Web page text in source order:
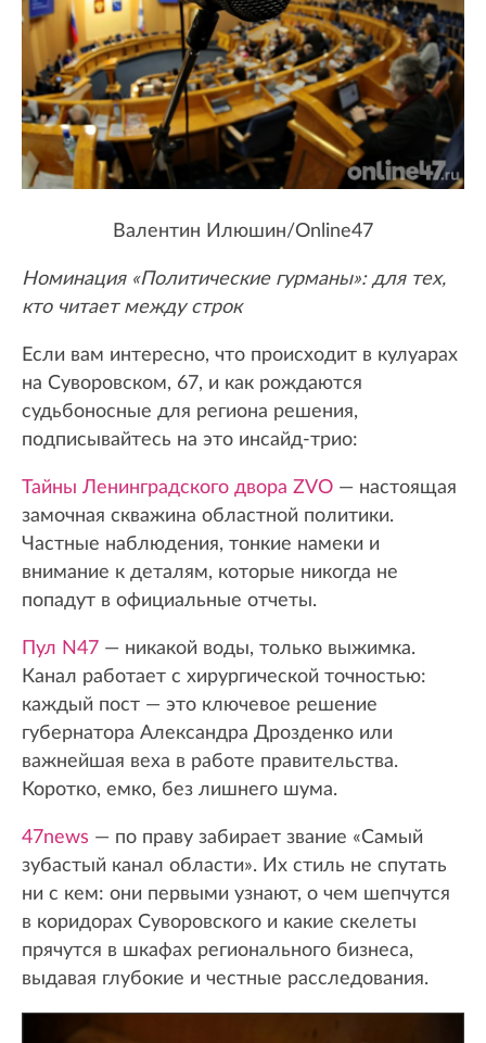
Валентин Илюшин/Online47
Номинация «Политические гурманы»: для тех,
кто читает между строк
Если вам интересно, что происходит в кулуарах
на Суворовском, 67, и как рождаются
судьбоносные для региона решения,
подписывайтесь на это инсайд-трио:
Тайны Ленинградского двора ZVO — настоящая
замочная скважина областной политики.
Частные наблюдения, тонкие намеки и
внимание к деталям, которые никогда не
попадут в официальные отчеты.
Пул N47 — никакой воды, только выжимка.
Канал работает с хирургической точностью:
каждый пост — это ключевое решение
губернатора Александра Дрозденко или
важнейшая веха в работе правительства.
Коротко, емко, без лишнего шума.
47news — по праву забирает звание «Самый
зубастый канал области». Их стиль не спутать
ни с кем: они первыми узнают, о чем шепчутся
в коридорах Суворовского и какие скелеты
прячутся в шкафах регионального бизнеса,
выдавая глубокие и честные расследования.